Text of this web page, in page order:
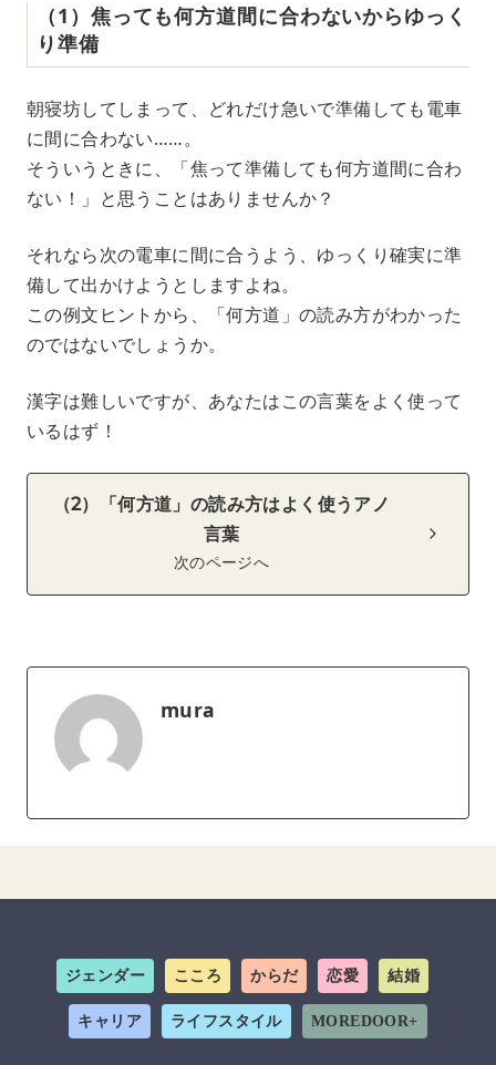
（1）焦っても何方道間に合わないからゆっく
り準備
朝寝坊してしまって、どれだけ急いで準備しても電車
に間に合わない……。
そういうときに、「焦って準備しても何方道間に合わ
ない！」と思うことはありませんか？
それなら次の電車に間に合うよう、ゆっくり確実に準
備して出かけようとしますよね。
この例文ヒントから、「何方道」の読み方がわかった
のではないでしょうか。
漢字は難しいですが、あなたはこの言葉をよく使って
いるはず！
（2）「何方道」の読み方はよく使うアノ
言葉
次のページへ
mura
ジェンダー こころ からだ 恋愛 結婚
キャリア ライフスタイル MOREDOOR+